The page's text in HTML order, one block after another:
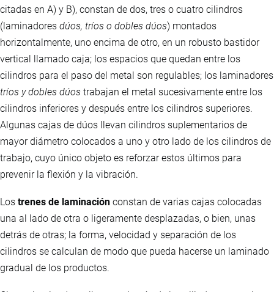
citadas en A) y B), constan de dos, tres o cuatro cilindros
(laminadores dúos, tríos o dobles dúos) montados
horizontalmente, uno encima de otro, en un robusto bastidor
vertical llamado caja; los espacios que quedan entre los
cilindros para el paso del metal son regulables; los laminadores
tríos y dobles dúos trabajan el metal sucesivamente entre los
cilindros inferiores y después entre los cilindros superiores.
Algunas cajas de dúos llevan cilindros suplementarios de
mayor diámetro colocados a uno y otro lado de los cilindros de
trabajo, cuyo único objeto es reforzar estos últimos para
prevenir la flexión y la vibración.
Los trenes de laminación constan de varias cajas colocadas
una al lado de otra o ligeramente desplazadas, o bien, unas
detrás de otras; la forma, velocidad y separación de los
cilindros se calculan de modo que pueda hacerse un laminado
gradual de los productos.